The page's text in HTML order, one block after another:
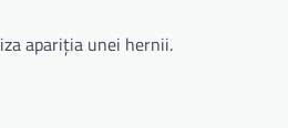
apariția unei hernii.